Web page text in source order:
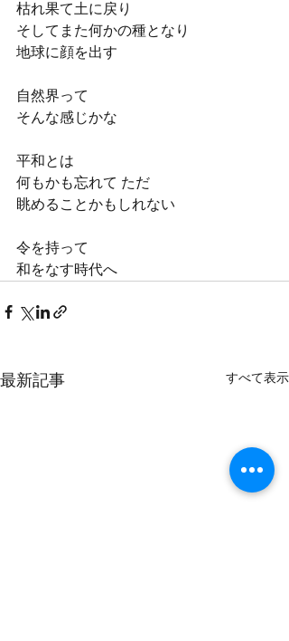
枯れ果て土に戻り
そしてまた何かの種となり
地球に顔を出す
自然界って
そんな感じかな
平和とは
何もかも忘れて ただ
眺めることかもしれない
令を持って
和をなす時代へ
最新記事 すべて表示